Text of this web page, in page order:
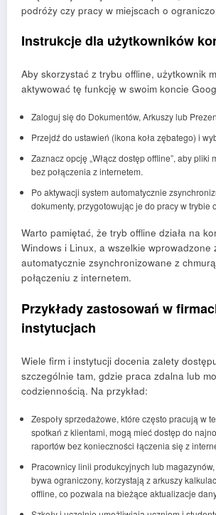
podróży czy pracy w miejscach o
Instrukcje dla użytkowników
Aby skorzystać z trybu offline, użytkownik
aktywować tę funkcję w swoim koncie
Zaloguj się do Dokumentów, Arkuszy lub
Przejdź do ustawień (ikona koła zębatego) i
Zaznacz opcję „Włącz dostęp offline”, aby pliki
bez połączenia z internetem.
Po aktywacji system automatycznie
dokumenty, przygotowując je do pracy w trybie
Warto pamiętać, że tryb offline działa na
Windows i Linux, a wszelkie wprowadzone
automatycznie zsynchronizowane z
połączeniu z internetem.
Przykłady zastosowań w
instytucjach
Wiele firm i instytucji docenia zalety
szczególnie tam, gdzie praca zdalna lub
codziennością. Na przykład:
Zespoły sprzedażowe, które często pracują w
spotkań z klientami, mogą mieć dostęp do
raportów bez konieczności łączenia się z
Pracownicy linii produkcyjnych lub
bywa ograniczony, korzystają z arkuszy
offline, co pozwala na bieżące aktualizacje